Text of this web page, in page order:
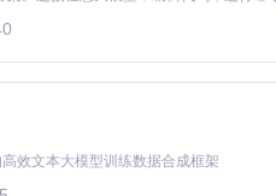
数配置选项，以下是核心参数的优
效文本大模型训练数据合成框架